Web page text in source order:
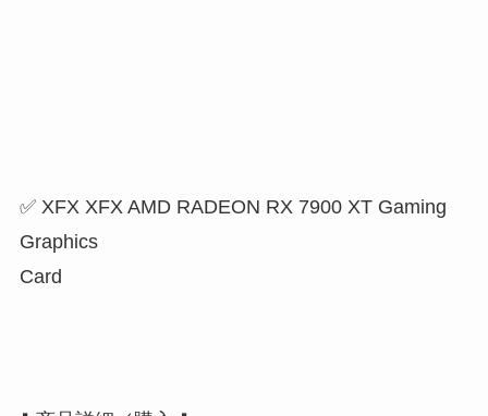
✅ XFX XFX AMD RADEON RX 7900 XT Gaming
Graphics
Card